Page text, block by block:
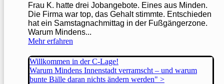
Frau K. hatte drei Jobangebote. Eines aus Minden.
Die Firma war top, das Gehalt stimmte. Entschieden
hat ein Samstagnachmittag in der Fußgängerzone.
Warum Mindens...
Mehr erfahren
Willkommen in der C-Lage!
Warum Mindens Innenstadt verramscht – und warum
bunte Bälle daran nichts ändern werden" >